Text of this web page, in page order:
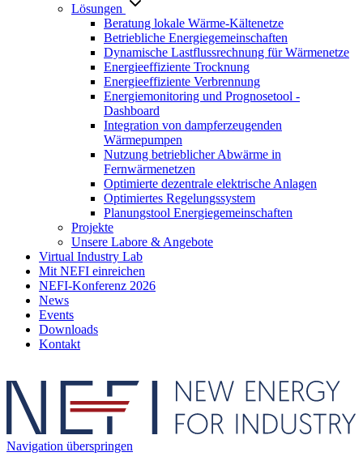
Lösungen
Beratung lokale Wärme-Kältenetze
Betriebliche Energiegemeinschaften
Dynamische Lastflussrechnung für Wärmenetze
Energieeffiziente Trocknung
Energieeffiziente Verbrennung
Energiemonitoring und Prognosetool -
Dashboard
Integration von dampferzeugenden
Wärmepumpen
Nutzung betrieblicher Abwärme in
Fernwärmenetzen
Optimierte dezentrale elektrische Anlagen
Optimiertes Regelungssystem
Planungstool Energiegemeinschaften
Projekte
Unsere Labore & Angebote
Virtual Industry Lab
Mit NEFI einreichen
NEFI-Konferenz 2026
News
Events
Downloads
Kontakt
Navigation überspringen